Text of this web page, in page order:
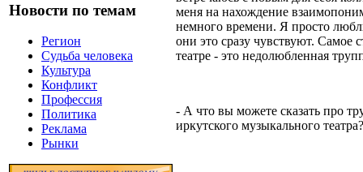
Новости по темам
Регион
Судьба человека
Культура
Конфликт
Профессия
Политика
Реклама
Рынки
меня на нахождение
немного времени. Я просто
они это сразу чувствуют. Самое
театре - это недолюбленная
- А что вы можете сказать про
иркутского музыкального театра?